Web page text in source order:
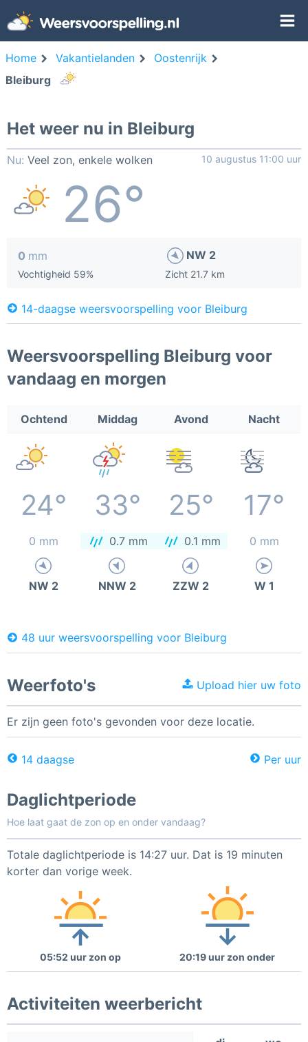
Home Vakantielanden
Oostenrijk
Bleiburg
Het weer nu in Bleiburg
Nu: Veel zon, enkele wolken 10 augustus 11:00 uur
26°
0 mm
Vochtigheid 59%
NW 2
Zicht 21.7 km
14-daagse weersvoorspelling voor Bleiburg
Weersvoorspelling Bleiburg voor
vandaag en morgen
Ochtend Middag Avond Nacht
24° 33° 25° 17°
0 mm 0.7 mm 0.1 mm 0 mm
NW 2 NNW 2 ZZW 2 W 1
48 uur weersvoorspelling voor Bleiburg
Weerfoto's Upload hier uw foto
Er zijn geen foto's gevonden voor deze locatie.
14 daagse Per uur
Daglichtperiode
Hoe laat gaat de zon op en onder vandaag?
Totale daglichtperiode is 14:27 uur. Dat is 19 minuten
korter dan vorige week.
05:52 uur zon op 20:19 uur zon onder
Activiteiten weerbericht